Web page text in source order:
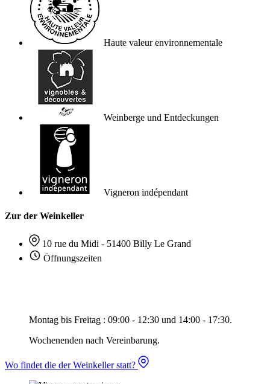
Haute valeur environnementale
Weinberge und Entdeckungen
Vigneron indépendant
Zur der Weinkeller
10 rue du Midi - 51400 Billy Le Grand
Öffnungszeiten
Montag bis Freitag : 09:00 - 12:30 und 14:00 - 17:30.
Wochenenden nach Vereinbarung.
Wo findet die der Weinkeller statt?